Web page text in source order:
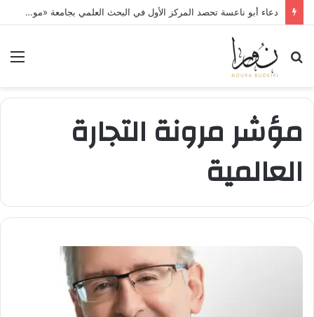
دعاء أبو ناعسة تحصد المركز الأول في البحث العلمي بجامعة «مونستر» الألمانية
بحث
عن
مؤشر مرونة التجارة
العالمية